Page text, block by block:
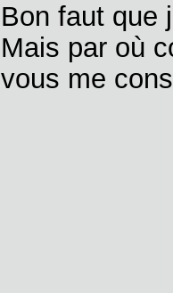
Bon faut que
Mais par où
vous me